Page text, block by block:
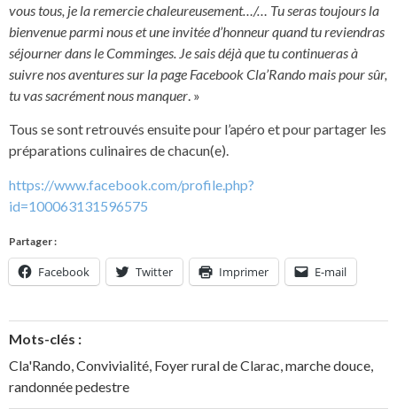
vous tous, je la remercie chaleureusement…/… Tu seras toujours la
bienvenue parmi nous et une invitée d’honneur quand tu reviendras
séjourner dans le Comminges. Je sais déjà que tu continueras à
suivre nos aventures sur la page Facebook Cla’Rando mais pour sûr,
tu vas sacrément nous manquer. »
Tous se sont retrouvés ensuite pour l’apéro et pour partager les
préparations culinaires de chacun(e).
https://www.facebook.com/profile.php?
id=100063131596575
Partager :
Facebook Twitter Imprimer E-mail
Mots-clés :
Cla'Rando,Convivialité, Foyer rural de Clarac,marche douce,
randonnée pedestre